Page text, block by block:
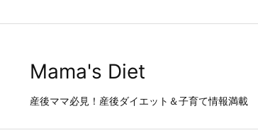
Mama's Diet
産後ママ必見！産後ダイエット＆子育て情報満載